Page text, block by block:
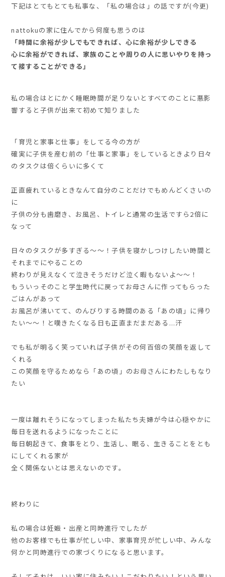
下記はとてもとても私事な、「私の場合は」の話ですが(今更)
nattokuの家に住んでから何度も思うのは
「時間に余裕が少しでもできれば、心に余裕が少しできる
心に余裕ができれば、家族のことや周りの人に思いやりを持っ
て接することができる」
私の場合はとにかく睡眠時間が足りないとすべてのことに悪影
響すると子供が出来て初めて知りました
「育児と家事と仕事」をしてる今の方が
確実に子供を産む前の「仕事と家事」をしているときより日々
のタスクは倍くらいに多くて
正直疲れているときなんて自分のことだけでもめんどくさいの
に
子供の分も歯磨き、お風呂、トイレと通常の生活ですら2倍に
なって
日々のタスクが多すぎる～～！子供を寝かしつけしたい時間と
それまでにやることの
終わりが見えなくて泣きそうだけど泣く暇もないよ～～！
もういっそのこと学生時代に戻ってお母さんに作ってもらった
ごはんがあって
お風呂が沸いてて、のんびりする時間のある「あの頃」に帰り
たい～～！と嘆きたくなる日も正直まだまだある...汗
でも私が明るく笑っていれば子供がその何百倍の笑顔を返して
くれる
この笑顔を守るためなら「あの頃」のお母さんにわたしもなり
たい
一度は離れそうになってしまった私たち夫婦が今は心穏やかに
毎日を送れるようになったことに
毎日朝起きて、食事をとり、生活し、眠る、生きることをとも
にしてくれる家が
全く関係ないとは思えないのです。
終わりに
私の場合は妊娠・出産と同時進行でしたが
他のお客様でも仕事が忙しい中、家事育児が忙しい中、 みんな
何かと同時進行での家づくり になると思います。